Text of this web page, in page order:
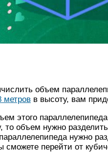
объем
метров в высоту, вам
этого
то объем нужно
нужно
перейти от